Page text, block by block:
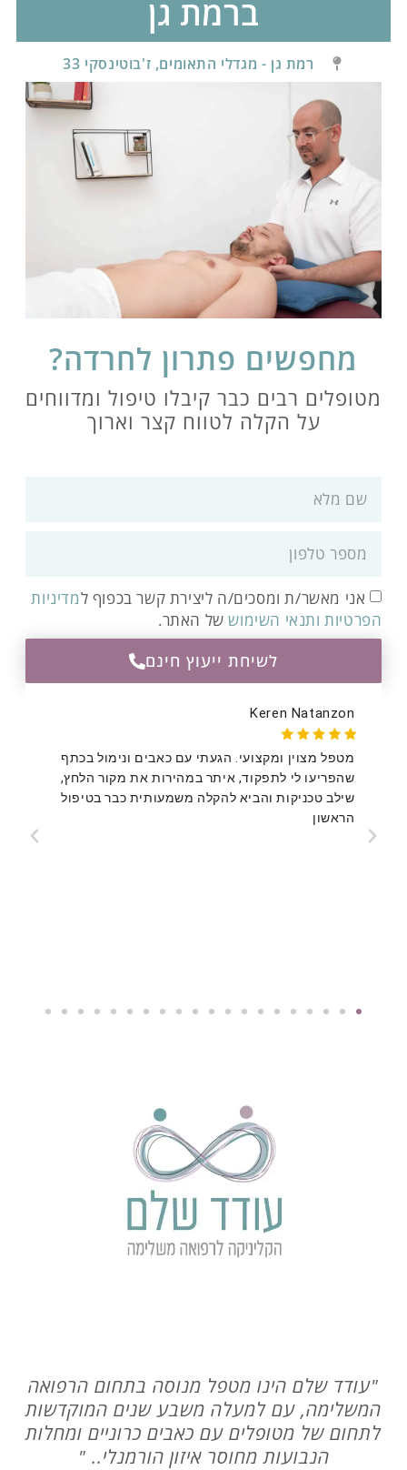
ברמת גן
רמת גן - מגדלי התאומים, ז'בוטינסקי 33
מחפשים פתרון לחרדה?
מטופלים רבים כבר קיבלו טיפול ומדווחים
על הקלה לטווח קצר וארוך
אני מאשר/ת ומסכים/ה ליצירת קשר בכפוף למדיניות
הפרטיות ותנאי השימוששל האתר.
לשיחת ייעוץ חינם
ונימול בכתף
מקור הלחץ,
כבר בטיפול
Orli Hardon
בעקבות התקף של ורטיגו וטינטון המלווה
באוזניים . כבר מהטיפול השני אצל עודד הרגשתי
הקלה מרובה. הקל עלי באורח החיים ונתן לי
"עודד שלם הינו מטפל מנוסה בתחום הרפואה
המשלימה, עם למעלה משבע שנים המוקדשות
לתחום של מטופלים עם כאבים כרוניים ומחלות
הנבועות מחוסר איזון הורמנלי.. "